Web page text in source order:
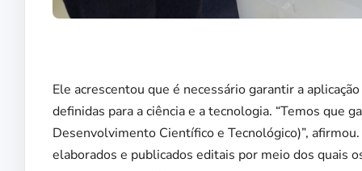
Ele acrescentou que é necessário garantir a
definidas para a ciência e a tecnologia. “Temos que
Desenvolvimento Científico e Tecnológico)”,
elaborados e publicados editais por meio dos quais